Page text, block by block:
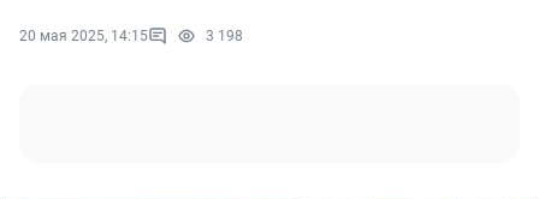
20 мая 2025, 14:15 3 198